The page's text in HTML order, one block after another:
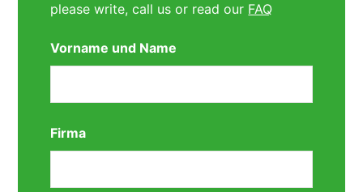
please write, call us or read our FAQ
Vorname und Name
Firma